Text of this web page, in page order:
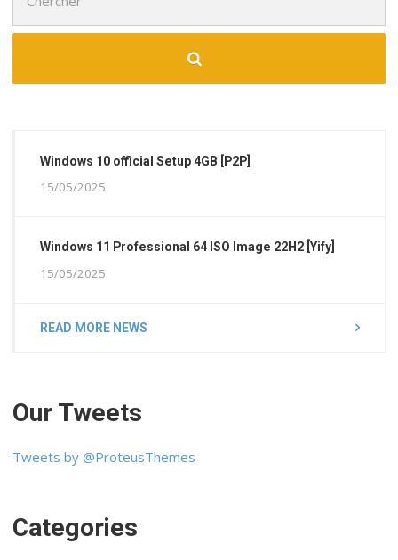
Windows 10 official Setup 4GB [P2P]
15/05/2025
Windows 11 Professional 64 ISO Image 22H2 [Yify]
15/05/2025
READ MORE NEWS
Our Tweets
Tweets by @ProteusThemes
Categories